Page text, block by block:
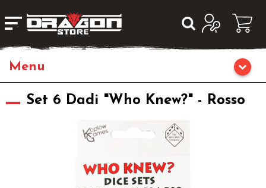
Giochi da Tavolo
Set 6 Dadi "Who Knew?" - Rosso